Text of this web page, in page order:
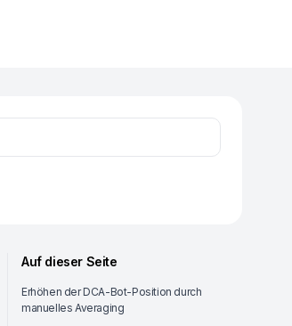
Auf dieser Seite
Erhöhen der DCA-Bot-Position durch
manuelles Averaging